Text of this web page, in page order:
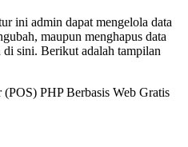
ini admin dapat mengelola data
maupun menghapus data
sini. Berikut adalah tampilan